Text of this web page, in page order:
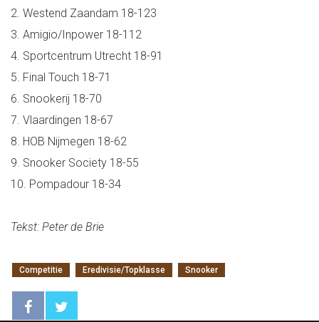
2. Westend Zaandam 18-123
3. Amigio/Inpower 18-112
4. Sportcentrum Utrecht 18-91
5. Final Touch 18-71
6. Snookerij 18-70
7. Vlaardingen 18-67
8. HOB Nijmegen 18-62
9. Snooker Society 18-55
10. Pompadour 18-34
Tekst: Peter de Brie
Competitie Eredivisie/Topklasse Snooker